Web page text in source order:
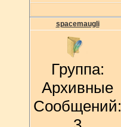
spacemaugli
Группа:
Архивные
Сообщений: